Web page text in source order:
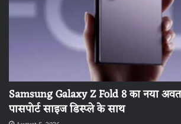
Samsung Galaxy Z Fold 8 का नया
पासपोर्ट साइज डिस्प्ले के साथ